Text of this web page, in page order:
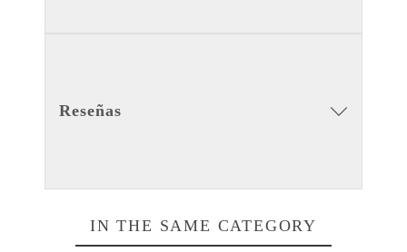
Reseñas
IN THE SAME CATEGORY